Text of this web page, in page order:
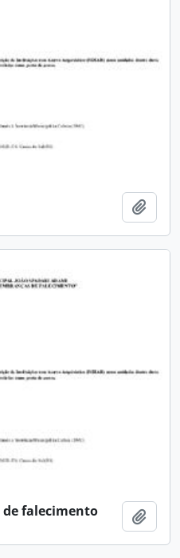
falecimento